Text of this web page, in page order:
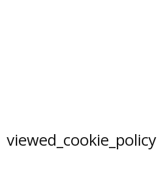
viewed_cookie_policy